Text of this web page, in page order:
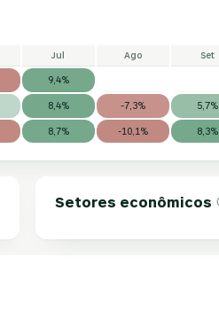
Jul Ago Set
9,4%
8,4% -7,3% 5,7%
8,7% -10,1% 8,3%
Setores econômicos